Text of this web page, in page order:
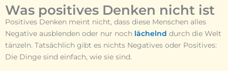
Was positives Denken nicht ist
Positives Denken meint nicht, dass diese Menschen alles
Negative ausblenden oder nur noch lächelnd durch die Welt
tänzeln. Tatsächlich gibt es nichts Negatives oder Positives:
Die Dinge sind einfach, wie sie sind.